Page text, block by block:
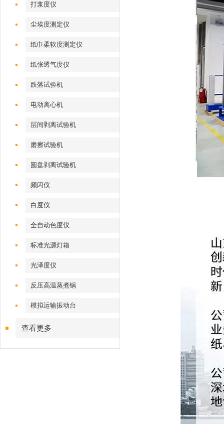
打浆度仪
尘埃度测定仪
纸巾柔软度测定仪
纸张透气度仪
跌落试验机
电动离心机
层间剥离试验机
磨擦试验机
圆盘剥离试验机
频闪仪
白度仪
全自动色度仪
标准光源灯箱
光泽度仪
反压高温蒸煮锅
模拟运输振动台
查看更多